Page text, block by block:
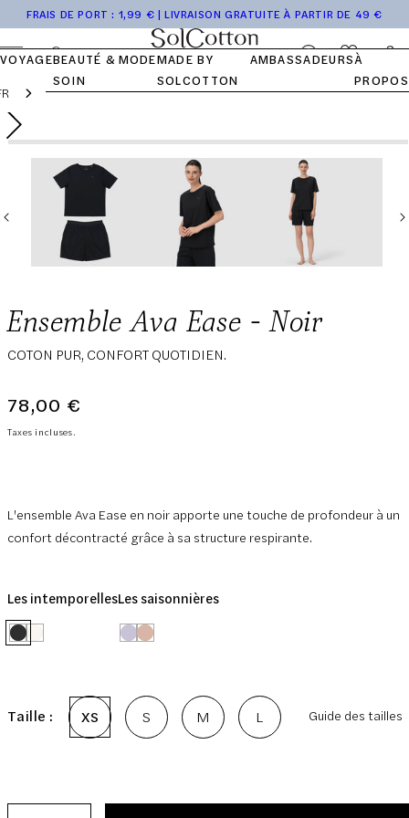
au
FRAIS DE PORT : 1,99 € | LIVRAISON GRATUITE À PARTIR DE 49 €
connecter
Panier
VOYAGEBEAUTÉ &
SOIN
MODEMADE BY
SOLCOTTON
AMBASSADEURSÀ
PROPOS
Bas
Kits
Voyage
SolCotton
FAQ
NOTRE
HISTOIRE
NOS VALEURS
NOTRE
COTON
normal
aux
produit
Ouvrir
une
Ensemble Ava Ease - Noir
COTON PUR, CONFORT QUOTIDIEN.
Prix
normal
78,00 €
Taxes incluses.
L'ensemble Ava Ease en noir apporte une touche de profondeur à un
confort décontracté grâce à sa structure respirante.
Les intemporellesLes saisonnières
Taille : XS S M L Guide des tailles